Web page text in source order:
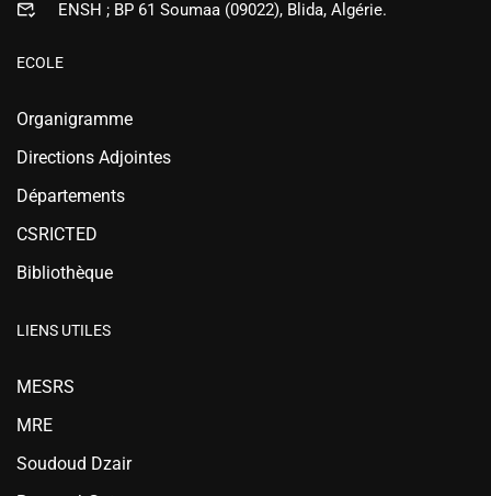
ENSH ; BP 61 Soumaa (09022), Blida, Algérie.
ECOLE
Organigramme
Directions Adjointes
Départements
CSRICTED
Bibliothèque
LIENS UTILES
MESRS
MRE
Soudoud Dzair